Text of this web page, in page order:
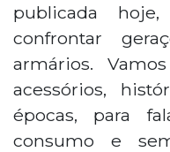
publicada
confrontar
armários.
acessórios,
épocas, para
consumo e